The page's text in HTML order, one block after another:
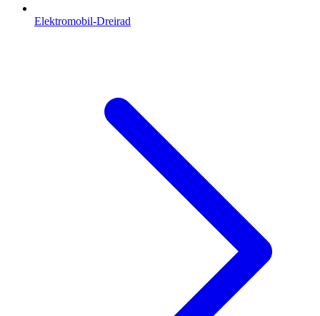
Elektromobil-Dreirad